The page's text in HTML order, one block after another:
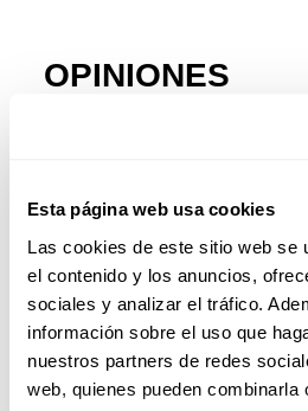
Esta página web usa cookies
Las cookies de este sitio web se
el contenido y los anuncios,
sociales y analizar el tráfico.
información sobre el uso que
nuestros partners de redes
web, quienes pueden combinarla
OPINIONES